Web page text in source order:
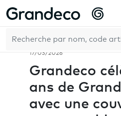
Accueil Entreprise
Actualités
couverture remarquable
17/03/2026
Grandeco
ans de
avec une